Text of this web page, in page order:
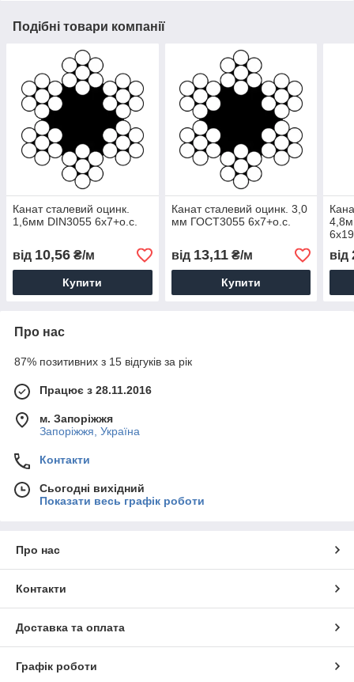
Подібні товари компанії
Канат сталевий оцинк.
1,6мм DIN3055 6x7+о.с.
від 10,56 ₴/м
Купити
Канат сталевий оцинк. 3,0
мм ГОСТ3055 6x7+о.с.
від 13,11₴/м
Купити
від
Про нас
87% позитивних з 15 відгуків за рік
Працює з 28.11.2016
м. Запоріжжя
Запоріжжя, Україна
Контакти
Сьогодні вихідний
Показати весь графік роботи
Про нас
Контакти
Доставка та оплата
Графік роботи